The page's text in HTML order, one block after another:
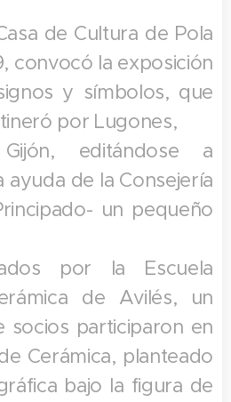
de Cultura de Pola
convocó la exposición
y símbolos, que
por Lugones,
editándose a
de la Consejería
un pequeño
por la Escuela
de Avilés, un
socios participaron en
Cerámica, planteado
bajo la figura de